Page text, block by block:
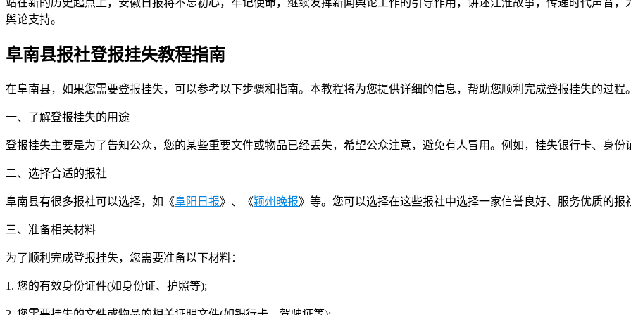
舆论支持。
阜南县报社登报挂失教程指南
在阜南县，如果您需要登报挂失，可以参考以下步骤和指南。本教程将为您提供详细的信息，帮助您顺利完成登报挂失的过程
一、了解登报挂失的用途
登报挂失主要是为了告知公众，您的某些重要文件或物品已经丢失，希望公众注意，避免有人冒用。例如，挂失银行卡、身份
二、选择合适的报社
阜南县有很多报社可以选择，如《阜阳日报》、《颍州晚报》等。您可以选择在这些报社中选择一家信誉良好、服务优质的报
三、准备相关材料
为了顺利完成登报挂失，您需要准备以下材料：
1. 您的有效身份证件(如身份证、护照等);